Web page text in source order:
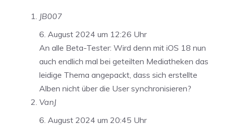
JB007
6. August 2024 um 12:26 Uhr
An alle Beta-Tester: Wird denn mit iOS 18 nun
auch endlich mal bei geteilten Mediatheken das
leidige Thema angepackt, dass sich erstellte
Alben nicht über die User synchronisieren?
VanJ
6. August 2024 um 20:45 Uhr